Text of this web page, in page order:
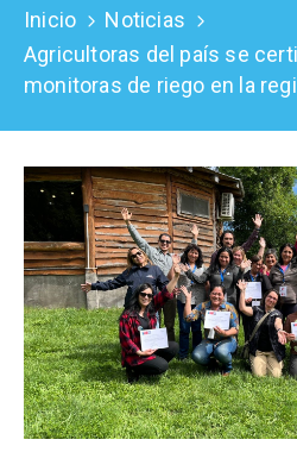
Prensa
Inicio
Noticias
Agricultoras del país se
monitoras de riego en la